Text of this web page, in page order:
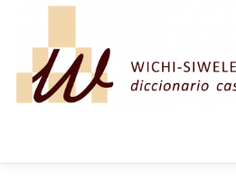
Saltar al contenido